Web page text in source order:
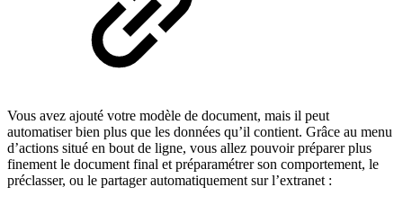
Vous avez ajouté votre modèle de document, mais il peut
automatiser bien plus que les données qu’il contient. Grâce au menu
d’actions situé en bout de ligne, vous allez pouvoir préparer plus
finement le document final et préparamétrer son comportement, le
préclasser, ou le partager automatiquement sur l’extranet :